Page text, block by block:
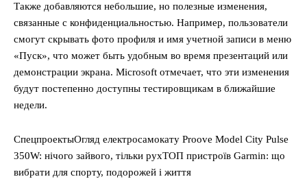
Также добавляются небольшие, но полезные изменения,
связанные с конфиденциальностью. Например, пользователи
смогут скрывать фото профиля и имя учетной записи в меню
«Пуск», что может быть удобным во время презентаций или
демонстрации экрана. Microsoft отмечает, что эти изменения
будут постепенно доступны тестировщикам в ближайшие
недели.
СпецпроектыОгляд електросамокату Proove Model City Pulse
350W: нічого зайвого, тільки рухТОП пристроїв Garmin: що
вибрати для спорту, подорожей і життя